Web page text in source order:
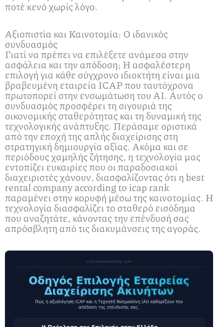
ποτέ κενό χωρίς λόγο.
Αξιοπιστία και Καινοτομία: Ο ιδανικός
συνδυασμός
Γιατί να πρέπει να επιλέξετε ανάμεσα στην
ασφάλεια και την απόδοση; Η ασφαλέστερη
επιλογή για κάθε σύγχρονο ιδιοκτήτη είναι μια
βραβευμένη εταιρεία ICAP που ταυτόχρονα
πρωτοπορεί στην ενσωμάτωση του AI. Αυτός ο
συνδυασμός προσφέρει τη σιγουριά της
οικονομικής σταθερότητας και τη δυναμική της
τεχνολογικής ανάπτυξης. Περάσαμε οριστικά
από την εποχή της απλής διαχείρισης στη
στρατηγική δημιουργία αξίας. Ακόμα και σε
περιόδους χαμηλής ζήτησης, η τεχνολογία μας
εντοπίζει ευκαιρίες που οι παραδοσιακοί
διαχειριστές χάνουν, διασφαλίζοντας ότι η best
rental company according to icap rank
παραμένει στην κορυφή μέσω της καινοτομίας. Η
τεχνολογία διασφαλίζει το σταθερό εισόδημα
που αναζητάτε, κάνοντας την επένδυσή σας
απρόσβλητη από τις διακυμάνσεις της αγοράς.